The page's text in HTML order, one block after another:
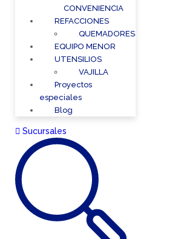
CONVENIENCIA
REFACCIONES
QUEMADORES
EQUIPO MENOR
UTENSILIOS
VAJILLA
Proyectos
especiales
Blog
Sucursales